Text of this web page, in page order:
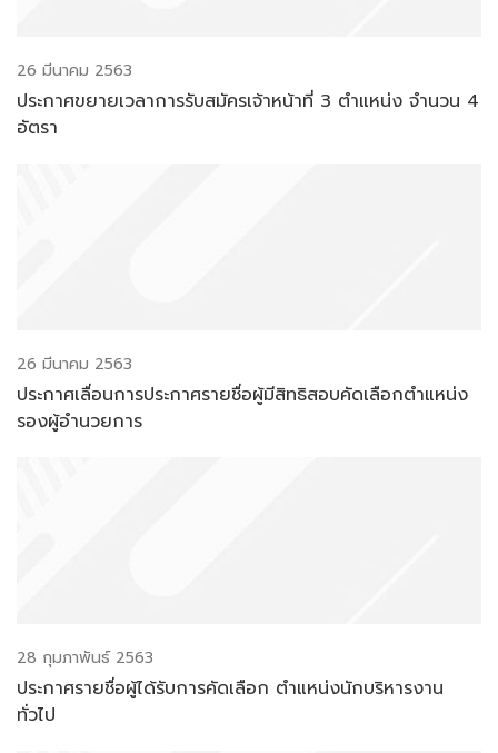
26 มีนาคม 2563
ประกาศขยายเวลาการรับสมัครเจ้าหน้าที่ 3 ตำแหน่ง จำนวน 4
อัตรา
26 มีนาคม 2563
ประกาศเลื่อนการประกาศรายชื่อผู้มีสิทธิสอบคัดเลือกตำแหน่ง
รองผู้อำนวยการ
28 กุมภาพันธ์ 2563
ประกาศรายชื่อผู้ได้รับการคัดเลือก ตำแหน่งนักบริหารงาน
ทั่วไป